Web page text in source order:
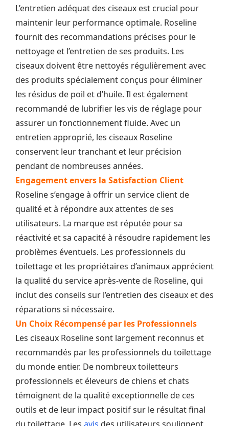
L’entretien adéquat des ciseaux est crucial pour
maintenir leur performance optimale. Roseline
fournit des recommandations précises pour le
nettoyage et l’entretien de ses produits. Les
ciseaux doivent être nettoyés régulièrement avec
des produits spécialement conçus pour éliminer
les résidus de poil et d’huile. Il est également
recommandé de lubrifier les vis de réglage pour
assurer un fonctionnement fluide. Avec un
entretien approprié, les ciseaux Roseline
conservent leur tranchant et leur précision
pendant de nombreuses années.
Engagement envers la Satisfaction Client
Roseline s’engage à offrir un service client de
qualité et à répondre aux attentes de ses
utilisateurs. La marque est réputée pour sa
réactivité et sa capacité à résoudre rapidement les
problèmes éventuels. Les professionnels du
toilettage et les propriétaires d’animaux apprécient
la qualité du service après-vente de Roseline, qui
inclut des conseils sur l’entretien des ciseaux et des
réparations si nécessaire.
Un Choix Récompensé par les Professionnels
Les ciseaux Roseline sont largement reconnus et
recommandés par les professionnels du toilettage
du monde entier. De nombreux toiletteurs
professionnels et éleveurs de chiens et chats
témoignent de la qualité exceptionnelle de ces
outils et de leur impact positif sur le résultat final